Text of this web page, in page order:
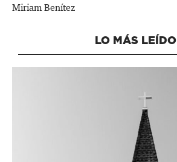
Miriam Benítez
LO MÁS LEÍDO